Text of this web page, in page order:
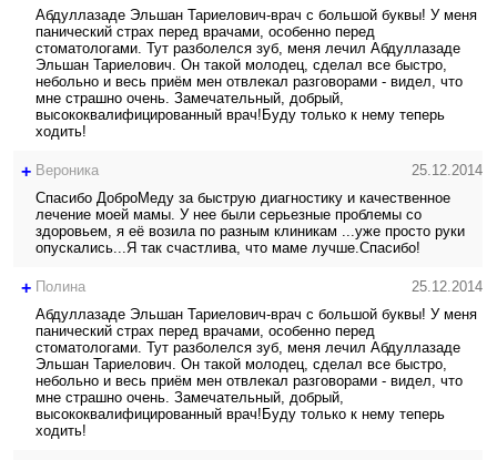
Абдуллазаде Эльшан Тариелович-врач с большой буквы! У меня
панический страх перед врачами, особенно перед
стоматологами. Тут разболелся зуб, меня лечил Абдуллазаде
Эльшан Тариелович. Он такой молодец, сделал все быстро,
небольно и весь приём мен отвлекал разговорами - видел, что
мне страшно очень. Замечательный, добрый,
высококвалифицированный врач!Буду только к нему теперь
ходить!
+ Вероника
25.12.2014
Спасибо ДоброМеду за быструю диагностику и качественное
лечение моей мамы. У нее были серьезные проблемы со
здоровьем, я её возила по разным клиникам ...уже просто руки
опускались...Я так счастлива, что маме лучше.Спасибо!
+ Полина
25.12.2014
Абдуллазаде Эльшан Тариелович-врач с большой буквы! У меня
панический страх перед врачами, особенно перед
стоматологами. Тут разболелся зуб, меня лечил Абдуллазаде
Эльшан Тариелович. Он такой молодец, сделал все быстро,
небольно и весь приём мен отвлекал разговорами - видел, что
мне страшно очень. Замечательный, добрый,
высококвалифицированный врач!Буду только к нему теперь
ходить!